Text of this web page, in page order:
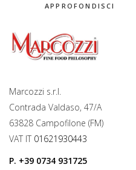
APPROFONDISCI
Marcozzi s.r.l.
Contrada Valdaso, 47/A
63828 Campofilone (FM)
VAT IT 01621930443
P. +39 0734 931725